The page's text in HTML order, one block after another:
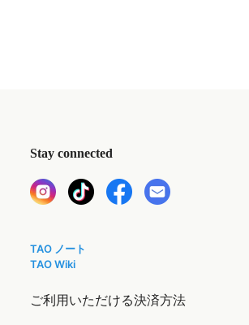
Stay connected
TAO ノート
TAO Wiki
ご利用いただける決済方法